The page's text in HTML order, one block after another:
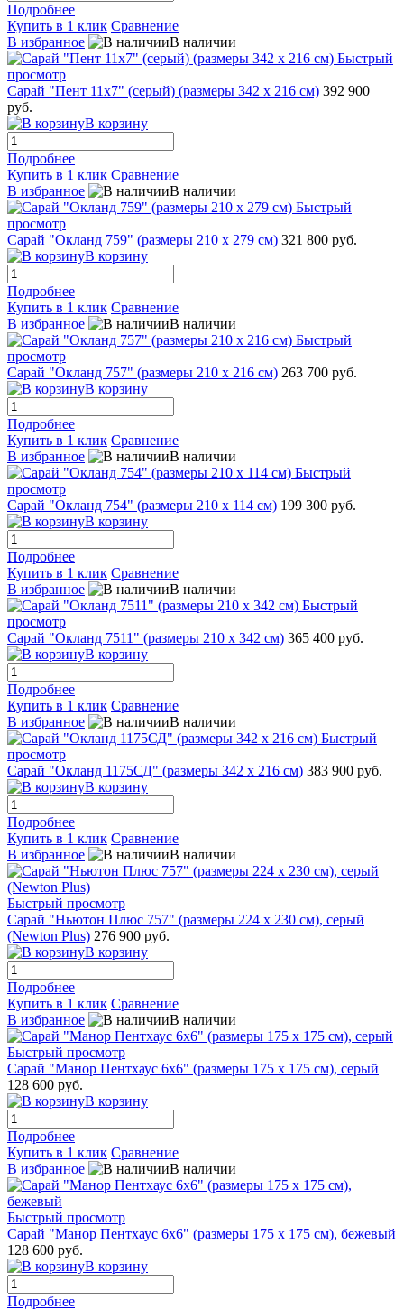
Подробнее
Купить в 1 клик Сравнение
В избранное
В наличии
Быстрый
просмотр
Сарай "Пент 11х7" (серый) (размеры 342 х 216 см) 392 900
руб.
В корзину
Подробнее
Купить в 1 клик Сравнение
В избранное
В наличии
Быстрый
просмотр
Сарай "Окланд 759" (размеры 210 х 279 см) 321 800 руб.
В корзину
Подробнее
Купить в 1 клик Сравнение
В избранное
В наличии
Быстрый
просмотр
Сарай "Окланд 757" (размеры 210 х 216 см) 263 700 руб.
В корзину
Подробнее
Купить в 1 клик Сравнение
В избранное
В наличии
Быстрый
просмотр
Сарай "Окланд 754" (размеры 210 х 114 см) 199 300 руб.
В корзину
Подробнее
Купить в 1 клик Сравнение
В избранное
В наличии
Быстрый
просмотр
Сарай "Окланд 7511" (размеры 210 х 342 см) 365 400 руб.
В корзину
Подробнее
Купить в 1 клик Сравнение
В избранное
В наличии
Быстрый
просмотр
Сарай "Окланд 1175СД" (размеры 342 х 216 см) 383 900 руб.
В корзину
Подробнее
Купить в 1 клик Сравнение
В избранное
В наличии
Быстрый просмотр
Сарай "Ньютон Плюс 757" (размеры 224 х 230 см), серый
(Newton Plus) 276 900 руб.
В корзину
Подробнее
Купить в 1 клик Сравнение
В избранное
В наличии
Быстрый просмотр
Сарай "Манор Пентхаус 6x6" (размеры 175 x 175 см), серый
128 600 руб.
В корзину
Подробнее
Купить в 1 клик Сравнение
В избранное
В наличии
Быстрый просмотр
Сарай "Манор Пентхаус 6x6" (размеры 175 x 175 см), бежевый
128 600 руб.
В корзину
Подробнее